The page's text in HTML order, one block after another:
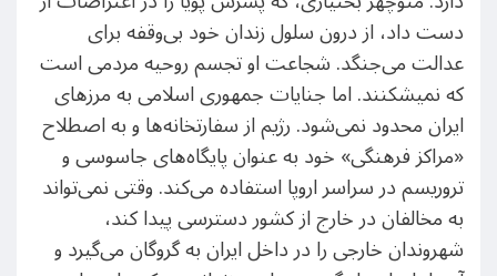
دست داد، از درون سلول زندان خود بی‌وقفه برای
عدالت می‌جنگد. شجاعت او تجسم روحیه مردمی است
که نمی​شکنند. اما جنایات جمهوری اسلامی به مرزهای
ایران محدود نمی‌شود. رژیم از سفارتخانه‌ها و به اصطلاح
«مراکز فرهنگی» خود به عنوان پایگاه‌های جاسوسی و
تروریسم در سراسر اروپا استفاده می‌کند. وقتی نمی‌تواند
به مخالفان در خارج از کشور دسترسی پیدا کند،
شهروندان خارجی را در داخل ایران به گروگان می‌گیرد و